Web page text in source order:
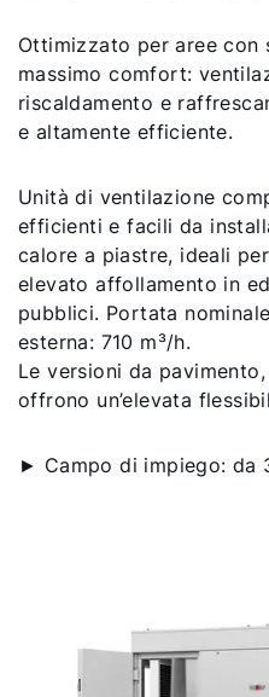
Ottimizzato per aree
massimo comfort:
riscaldamento e
e altamente efficiente.
Unità di ventilazione
efficienti e facili da
calore a piastre, ideali
elevato affollamento in
pubblici. Portata
esterna: 710 m³/h.
Le versioni da
offrono un’elevata
► Campo di impiego: da